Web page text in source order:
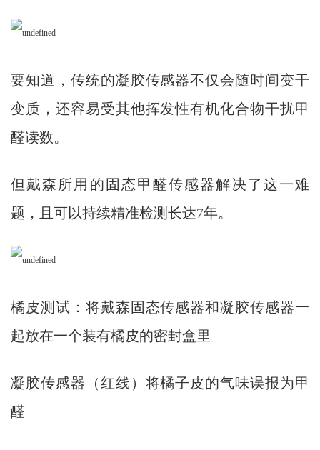
要知道，传统的凝胶传感器不仅会随时间变干
变质，还容易受其他挥发性有机化合物干扰甲
醛读数。
但戴森所用的固态甲醛传感器解决了这一难
题，且可以持续精准检测长达7年。
橘皮测试：将戴森固态传感器和凝胶传感器一
起放在一个装有橘皮的密封盒里
凝胶传感器（红线）将橘子皮的气味误报为甲
醛